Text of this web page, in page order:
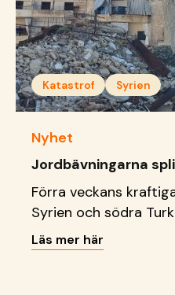
Katastrof Syrien
Nyhet
Jordbävningarna
Förra veckans
Syrien och södra
tusentals dödsfall och
splittras i kaoset och
Läs mer här